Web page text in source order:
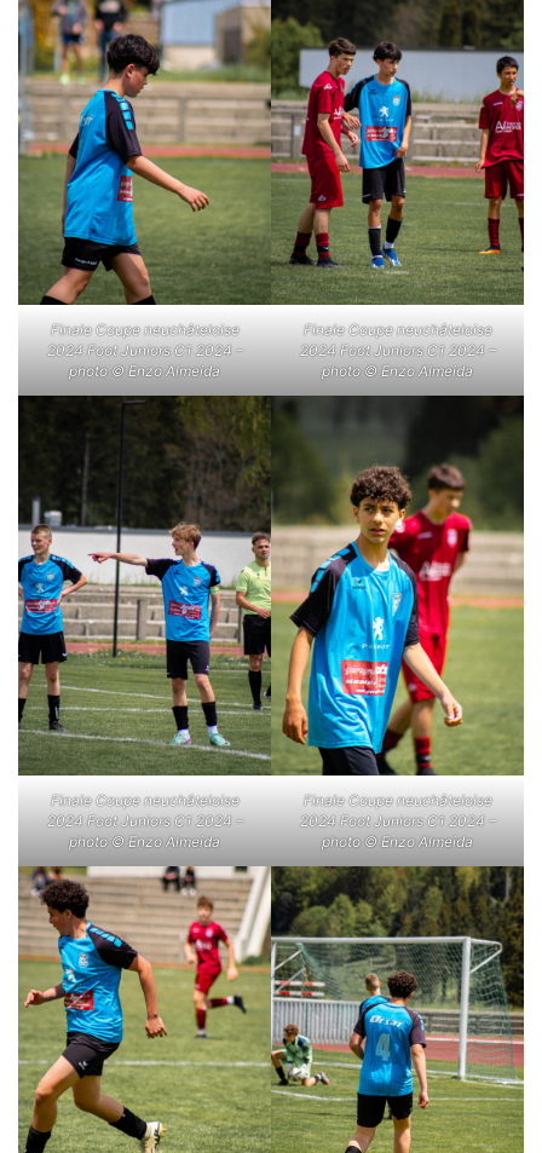
Finale Coupe neuchâteloise
2024 Foot Juniors C1 2024 –
photo © Enzo Almeida
Finale Coupe neuchâteloise
2024 Foot Juniors C1 2024 –
photo © Enzo Almeida
Finale Coupe neuchâteloise
2024 Foot Juniors C1 2024 –
photo © Enzo Almeida
Finale Coupe neuchâteloise
2024 Foot Juniors C1 2024 –
photo © Enzo Almeida